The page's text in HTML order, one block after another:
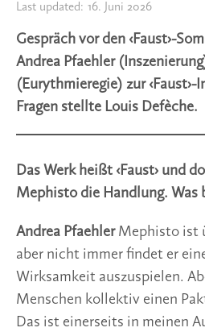
Last updated: 16. Juni 2026
Gespräch vor den ‹Faust›-
Andrea Pfaehler
(Eurythmieregie) zur ‹Faust›-
Fragen stellte Louis Defèche.
Das Werk heißt ‹Faust› und
Mephisto die Handlung. Was
Andrea Pfaehler Mephisto ist
aber nicht immer findet er
Wirksamkeit auszuspielen.
Menschen kollektiv einen
Das ist einerseits in meinen